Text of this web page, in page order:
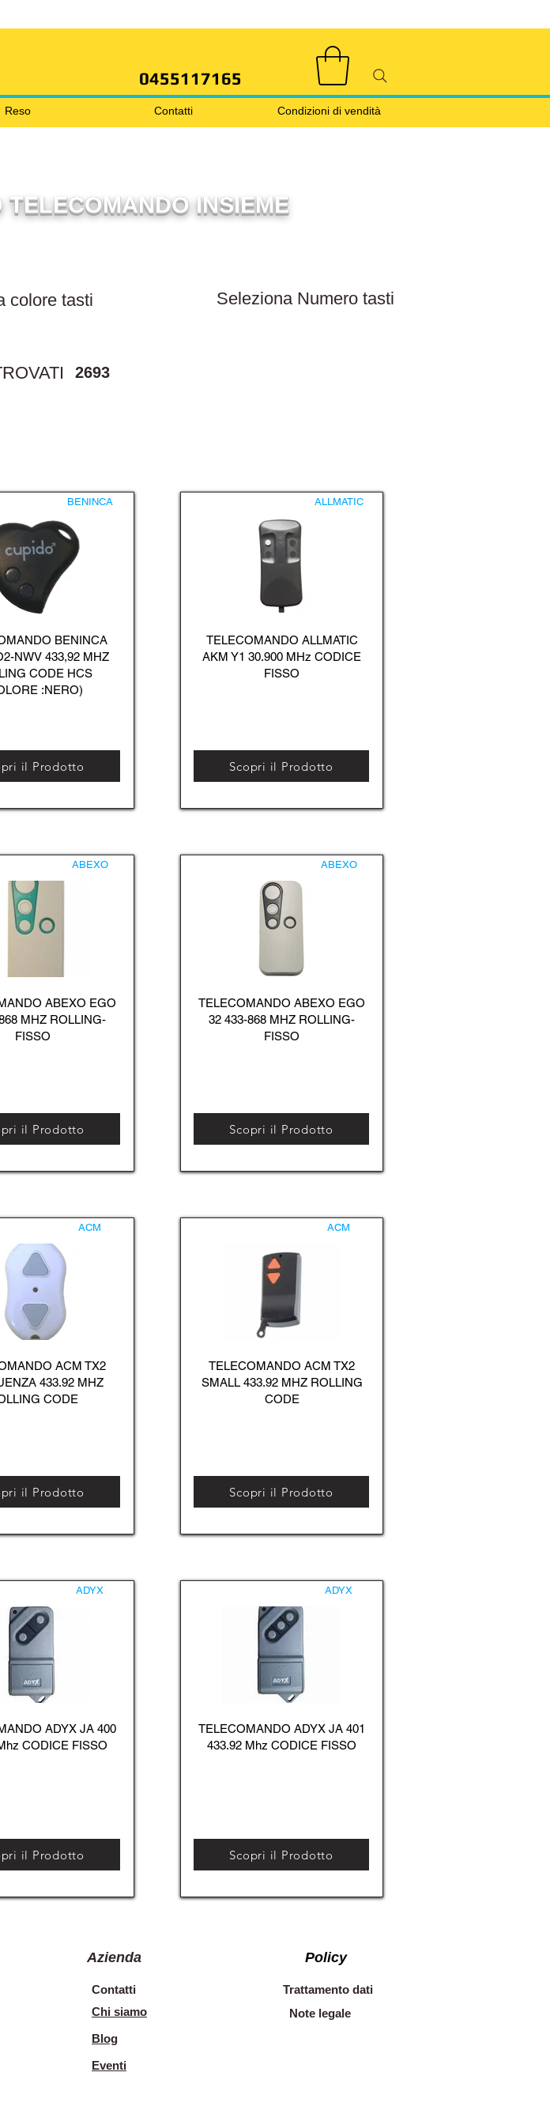
0455117165
Condizioni di vendità
Contatti
Reso
INSIEME
2693
BENINCA
BENINCA
NWV 433,92 MHZ
CODE HCS
:NERO)
il Prodotto
ABEXO
ABEXO EGO
MHZ ROLLING-
FISSO
il Prodotto
ACM
ACM TX2
433.92 MHZ
CODE
il Prodotto
ADYX
ADYX JA 400
CODICE FISSO
il Prodotto
ALLMATIC
TELECOMANDO ALLMATIC
AKM Y1 30.900 MHz CODICE
FISSO
Scopri il Prodotto
ABEXO
TELECOMANDO ABEXO EGO
32 433-868 MHZ ROLLING-
FISSO
Scopri il Prodotto
ACM
TELECOMANDO ACM TX2
SMALL 433.92 MHZ ROLLING
CODE
Scopri il Prodotto
ADYX
TELECOMANDO ADYX JA 401
433.92 Mhz CODICE FISSO
Scopri il Prodotto
Azienda
Contatti
Chi siamo
Blog
Eventi
Policy
Trattamento dati
Note legale